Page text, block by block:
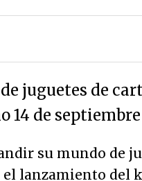
juguetes de
14 de septiembre
su mundo de
lanzamiento del